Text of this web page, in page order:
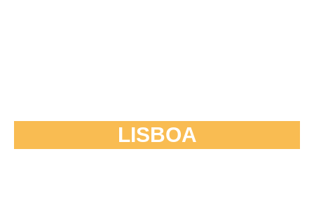
LISBOA